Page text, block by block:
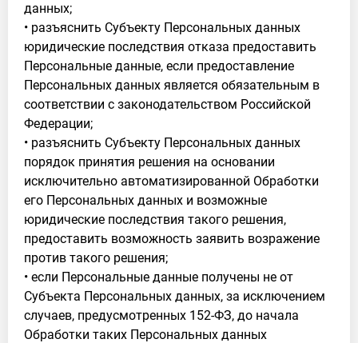
данных;
• разъяснить Субъекту Персональных данных
юридические последствия отказа предоставить
Персональные данные, если предоставление
Персональных данных является обязательным в
соответствии с законодательством Российской
Федерации;
• разъяснить Субъекту Персональных данных
порядок принятия решения на основании
исключительно автоматизированной Обработки
его Персональных данных и возможные
юридические последствия такого решения,
предоставить возможность заявить возражение
против такого решения;
• если Персональные данные получены не от
Субъекта Персональных данных, за исключением
случаев, предусмотренных 152-ФЗ, до начала
Обработки таких Персональных данных